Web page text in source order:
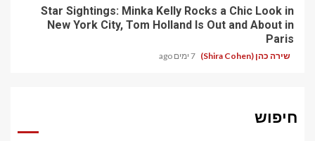
Star Sightings: Minka Kelly Rocks a Chic Look in
New York City, Tom Holland Is Out and About in
Paris
שירה כהן (Shira Cohen) 7 ימים ago
חיפוש